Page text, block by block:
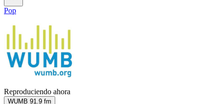
Pop
Reproduciendo ahora
WUMB 91.9 fm